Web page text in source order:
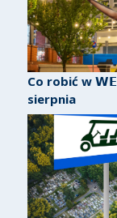
Co robić w
sierpnia